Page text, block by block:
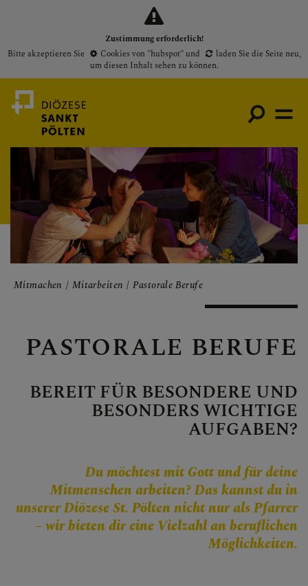
Zustimmung erforderlich!
Bitte akzeptieren Sie
Cookies von "hubspot"und laden Sie die Seite neu,
um diesen Inhalt sehen zu können.
Medienportal
Bischof
Gottesdienste
Pfarren
Presse
Veranstaltungen
Jobbörse
Pfarrservice
FRAGEN
GLAUBEN
ERLEBEN
Mitmachen Mitarbeiten Pastorale Berufe
PASTORALE BERUFE
BEREIT FÜR BESONDERE UND
BESONDERS WICHTIGE
AUFGABEN?
Du möchtest mit Gott und für deine
Mitmenschen arbeiten? Das kannst du in
unserer Diözese St. Pölten nicht nur als Pfarrer
– wir bieten dir eine Vielzahl an beruflichen
Möglichkeiten.